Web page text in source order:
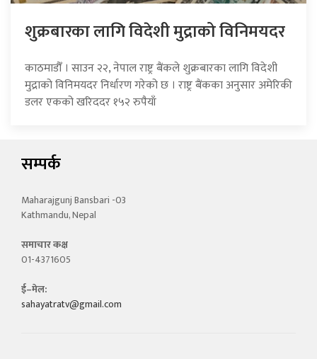
शुक्रबारका लागि विदेशी मुद्राको विनिमयदर
काठमाडौँ । साउन २२, नेपाल राष्ट्र बैंकले शुक्रबारका लागि विदेशी
मुद्राको विनिमयदर निर्धारण गरेको छ । राष्ट्र बैंकका अनुसार अमेरिकी
डलर एकको खरिददर १५२ रुपैयाँ
सम्पर्क
Maharajgunj Bansbari -03
Kathmandu, Nepal
समाचार कक्ष
01-4371605
ई–मेल:
sahayatratv@gmail.com